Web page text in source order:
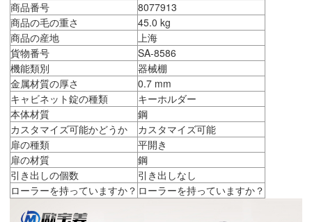
商品番号
8077913
商品の毛の重さ
45.0 kg
商品の産地
上海
貨物番号
SA-8586
機能類別
器械棚
金属材質の厚さ
0.7 mm
キャビネット錠の種類
キーホルダー
本体材質
鋼
カスタマイズ可能かどうか
カスタマイズ可能
扉の種類
平開き
扉の材質
鋼
引き出しの個数
引き出しなし
ローラーを持っていますか？ ローラーを持っていますか？